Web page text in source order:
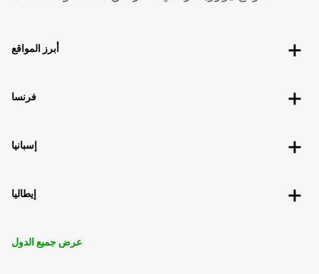
أبرز المواقع
فرنسا
إسبانيا
إيطاليا
عرض جميع الدول